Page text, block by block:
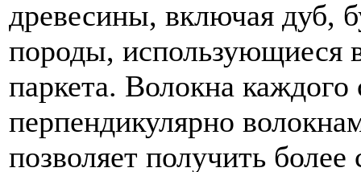
древесины, включая дуб,
породы, использующиеся
паркета. Волокна
перпендикулярно
позволяет получить